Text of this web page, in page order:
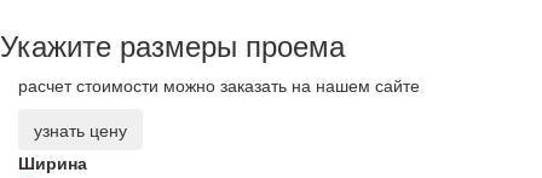
Укажите размеры проема
расчет стоимости можно заказать на нашем сайте
узнать цену
Ширина